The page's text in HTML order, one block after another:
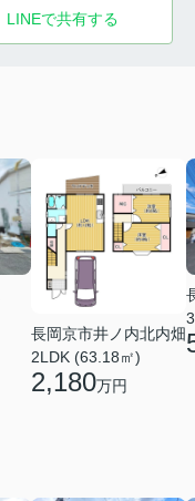
LINEで共有する
長岡京市井ノ内北内畑
2LDK (63.18㎡)
2,180万円